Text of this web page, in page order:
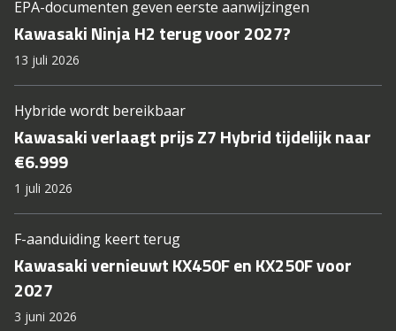
EPA-documenten geven eerste aanwijzingen
Kawasaki Ninja H2 terug voor 2027?
13 juli 2026
Hybride wordt bereikbaar
Kawasaki verlaagt prijs Z7 Hybrid tijdelijk naar
€6.999
1 juli 2026
F-aanduiding keert terug
Kawasaki vernieuwt KX450F en KX250F voor
2027
3 juni 2026